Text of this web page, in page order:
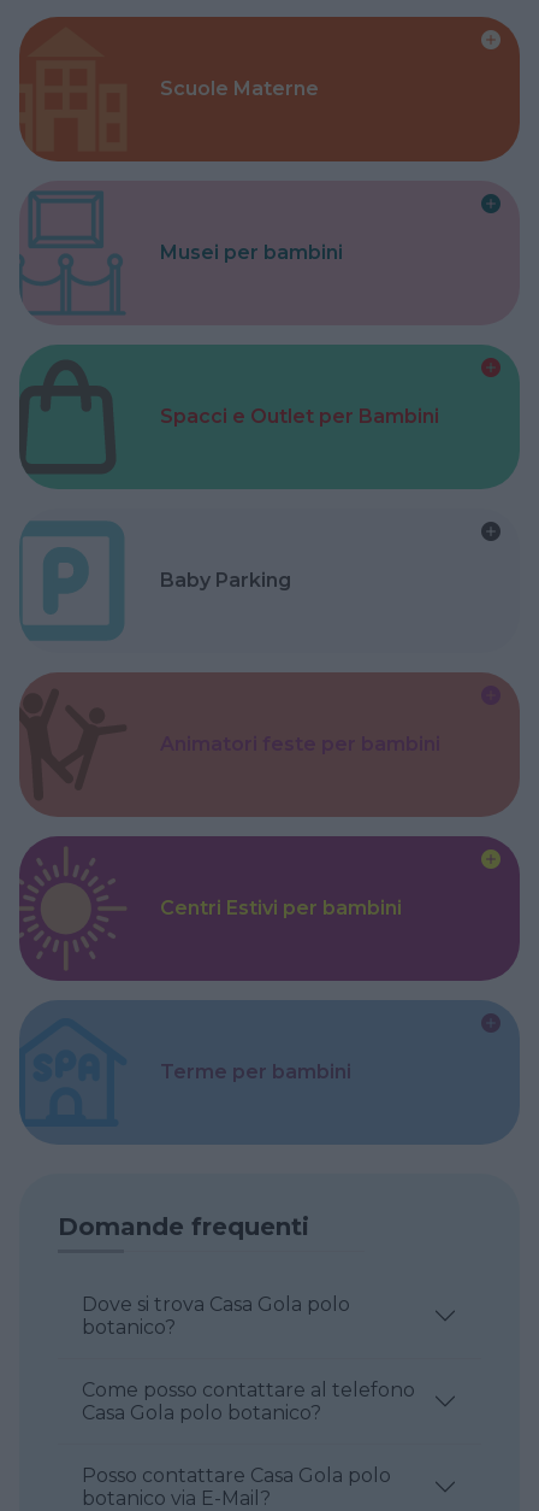
Scuole Materne
Musei per bambini
Spacci e Outlet per Bambini
Baby Parking
Centri Estivi per bambini
Terme per bambini
Domande frequenti
Dove si trova Casa Gola polo
botanico?
Come posso contattare al telefono
Casa Gola polo botanico?
Posso contattare Casa Gola polo
botanico via E-Mail?